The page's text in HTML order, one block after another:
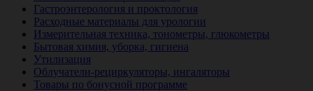
Гастроэнтерология и проктология
Расходные материалы для урологии
Измерительная техника, тонометры, глюкометры
Бытовая химия, уборка, гигиена
Утилизация
Облучатели-рециркуляторы, ингаляторы
Товары по бонусной программе